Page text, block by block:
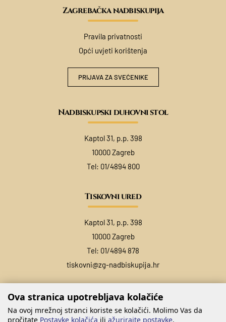
Zagrebačka nadbiskupija
Pravila privatnosti
Opći uvjeti korištenja
PRIJAVA ZA SVEĆENIKE
Nadbiskupski duhovni stol
Kaptol 31, p.p. 398
10000 Zagreb
Tel: 01/4894 800
Tiskovni ured
Kaptol 31, p.p. 398
10000 Zagreb
Tel: 01/4894 878
tiskovni@zg-nadbiskupija.hr
Ova stranica upotrebljava kolačiće
Na ovoj mrežnoj stranci koriste se kolačići. Molimo Vas da
pročitate Postavke kolačića ili ažurirajte postavke.